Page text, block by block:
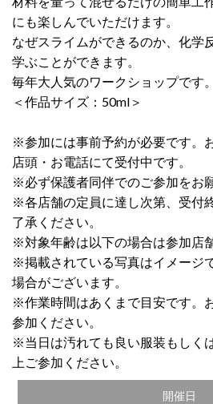
にも楽しんでいただけます。
なぜスライムができるのか、化学
学ぶことができます。
毎年大人気のワークショップです。
＜作品サイズ：50ml＞
※参加には事前予約が必要です。
店頭・お電話にて受付中です。
※必ず保護者同伴でのご参加をお
※各店舗の定員に達し次第、受付
了承ください。
※対象年齢は以下の場合は参加店
※掲載されている写真はイメージ
場合がございます。
※作業時間はあくまで目安です。
参加ください。
※当日は汚れても良い服装もしく
上ご参加ください。
開催日